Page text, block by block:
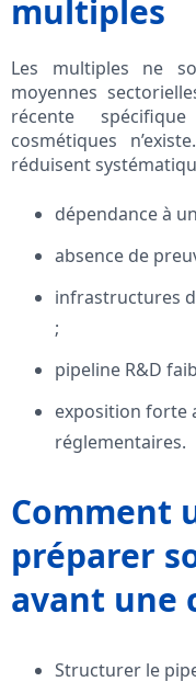
multiples
Les multiples ne
moyennes
récente
cosmétiques
réduisent
dépendance à
absence de
infrastructures
;
pipeline R&D
exposition forte
réglementaires.
Comment
préparer
avant une
Structurer le